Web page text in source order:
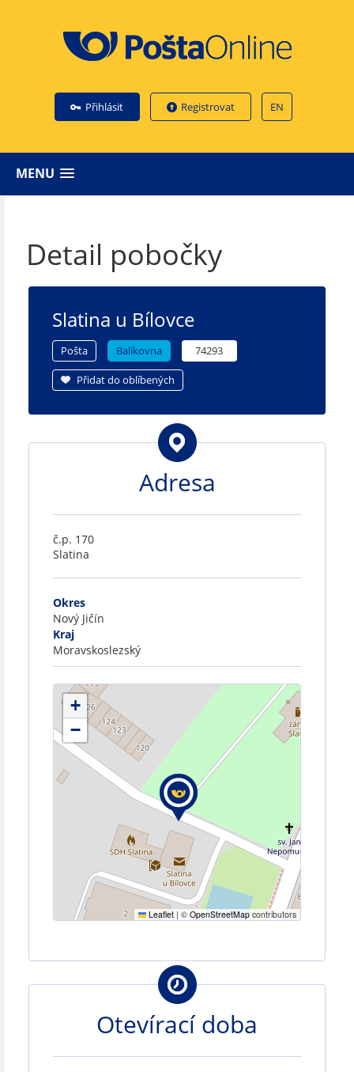
Přihlásit Registrovat EN
MENU
Detail pobočky
Slatina u Bílovce
Pošta Balíkovna 74293
Přidat do oblíbených
Adresa
č.p. 170
Slatina
Okres
Nový Jičín
Kraj
Moravskoslezský
+
−
Leaflet | © OpenStreetMap contributors
Otevírací doba